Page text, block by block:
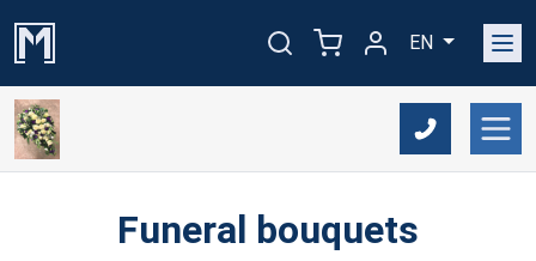
EN
Funeral bouquets